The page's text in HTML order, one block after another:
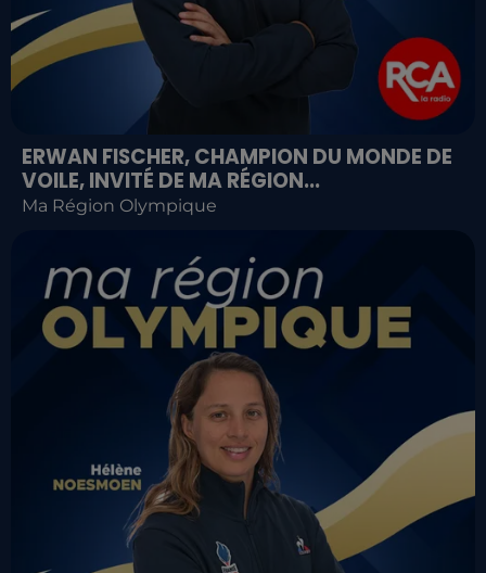
ERWAN FISCHER, CHAMPION DU MONDE DE
VOILE, INVITÉ DE MA RÉGION...
Ma Région Olympique